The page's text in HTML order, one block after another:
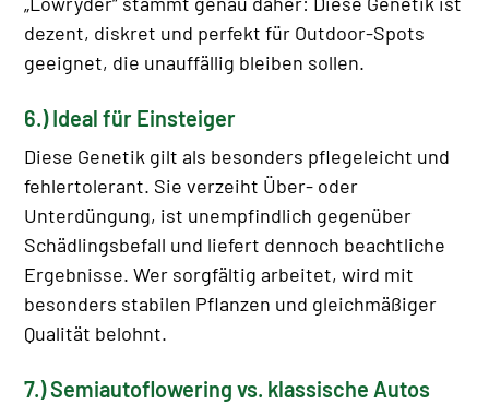
dezent, diskret und perfekt für Outdoor-Spots
geeignet, die unauffällig bleiben sollen.
6.) Ideal für Einsteiger
Diese Genetik gilt als besonders pflegeleicht und
fehlertolerant. Sie verzeiht Über- oder
Unterdüngung, ist unempfindlich gegenüber
Schädlingsbefall und liefert dennoch beachtliche
Ergebnisse. Wer sorgfältig arbeitet, wird mit
besonders stabilen Pflanzen und gleichmäßiger
Qualität belohnt.
7.) Semiautoflowering vs. klassische Autos